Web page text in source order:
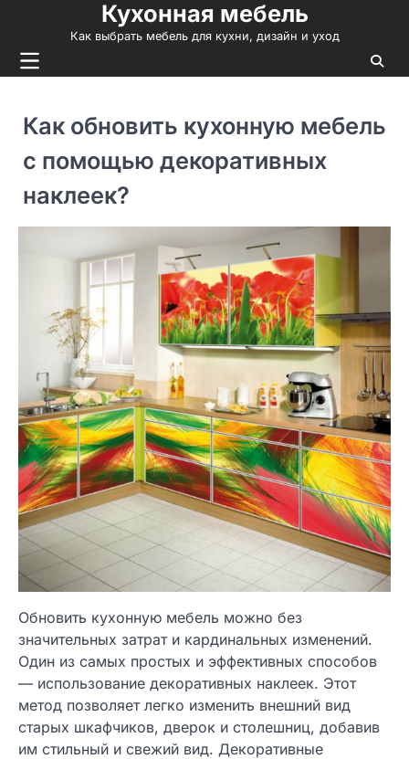
content
Кухонная мебель
Как выбрать мебель для кухни, дизайн и уход
Как обновить кухонную мебель
с помощью декоративных
наклеек?
Обновить кухонную мебель можно без
значительных затрат и кардинальных изменений.
Один из самых простых и эффективных способов
— использование декоративных наклеек. Этот
метод позволяет легко изменить внешний вид
старых шкафчиков, дверок и столешниц, добавив
им стильный и свежий вид. Декоративные